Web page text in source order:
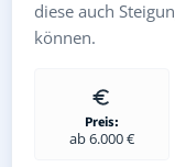
diese auch
können.
Preis:
ab 6.000 €